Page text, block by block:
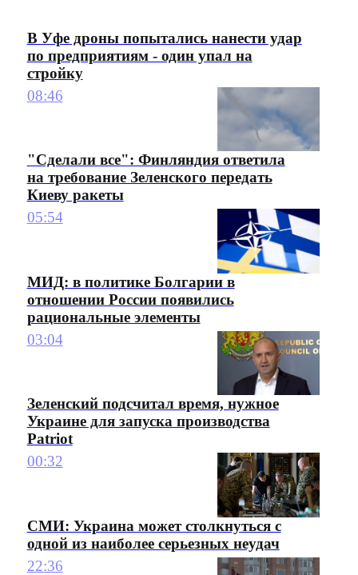
В Уфе дроны попытались нанести удар
по предприятиям - один упал на
стройку
08:46
"Сделали все": Финляндия ответила
на требование Зеленского передать
Киеву ракеты
05:54
МИД: в политике Болгарии в
отношении России появились
рациональные элементы
03:04
Зеленский подсчитал время, нужное
Украине для запуска производства
Patriot
00:32
СМИ: Украина может столкнуться с
одной из наиболее серьезных неудач
22:36